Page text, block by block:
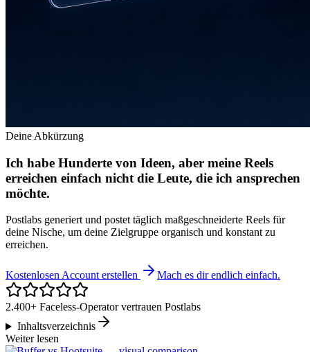
Deine Abkürzung
Ich habe Hunderte von Ideen, aber meine Reels
erreichen einfach nicht die Leute, die ich ansprechen
möchte.
Postlabs generiert und postet täglich maßgeschneiderte Reels für
deine Nische, um deine Zielgruppe organisch und konstant zu
erreichen.
Kostenlosen Account erstellen Mach es dir endlich einfach.
2.400+ Faceless-Operator vertrauen Postlabs
Inhaltsverzeichnis
Weiter lesen